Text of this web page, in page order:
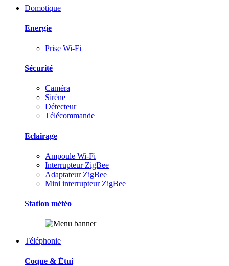
Domotique
Energie
Prise Wi-Fi
Sécurité
Caméra
Sirène
Détecteur
Télécommande
Eclairage
Ampoule Wi-Fi
Interrupteur ZigBee
Adaptateur ZigBee
Mini interrupteur ZigBee
Station météo
Téléphonie
Coque & Étui